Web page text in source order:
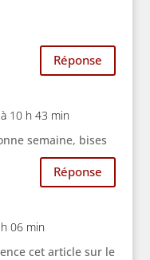
Réponse
10 h 43 min
semaine, bises
Réponse
06 min
cet article sur le